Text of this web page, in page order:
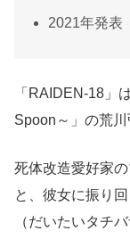
2021年発表
「RAIDEN-18」
Spoon～」の荒川
死体改造愛好家
と、彼女に振り
（だいたいタチ